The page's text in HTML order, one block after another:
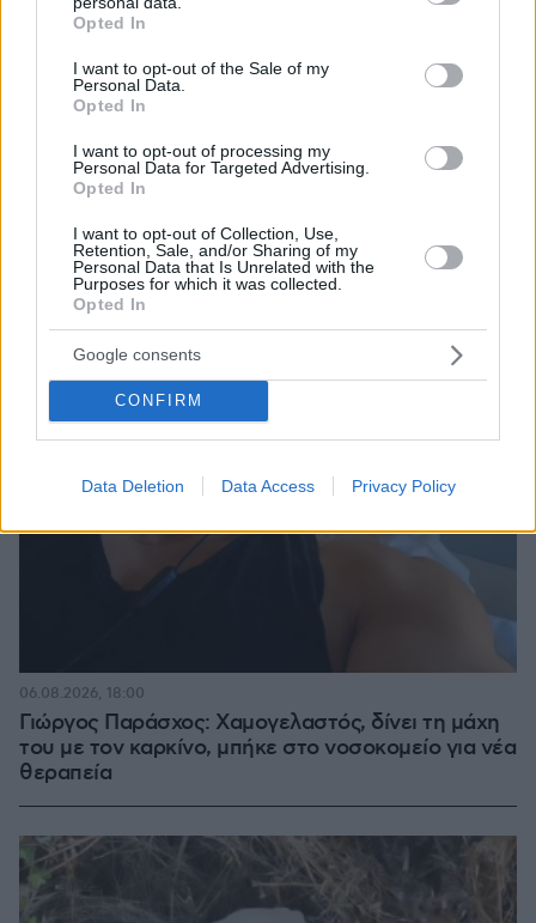
grant or deny consent to Google and its third-party tags to
use your data for below specified purposes in below Google
consent section.
Opted In
I want to opt-out of the Sale of my
Personal Data.
Opted In
I want to opt-out of processing my
Personal Data for Targeted Advertising.
Opted In
I want to opt-out of Collection, Use,
Retention, Sale, and/or Sharing of my
Personal Data that Is Unrelated with the
Purposes for which it was collected.
Opted In
Google consents
CONFIRM
Data Deletion Data Access Privacy Policy
ΔΕΙΤΕ ΟΛΕΣ ΤΙΣ ΕΙΔΗΣΕΙΣ
ΤΑ ΠΙΟ ΔΗΜΟΦΙΛΗ
Γιώργος Παράσχος: Χαμογελαστός, δίνει τη μάχη
του με τον καρκίνο, μπήκε στο νοσοκομείο για νέα
θεραπεία
06.08.2026, 18:00